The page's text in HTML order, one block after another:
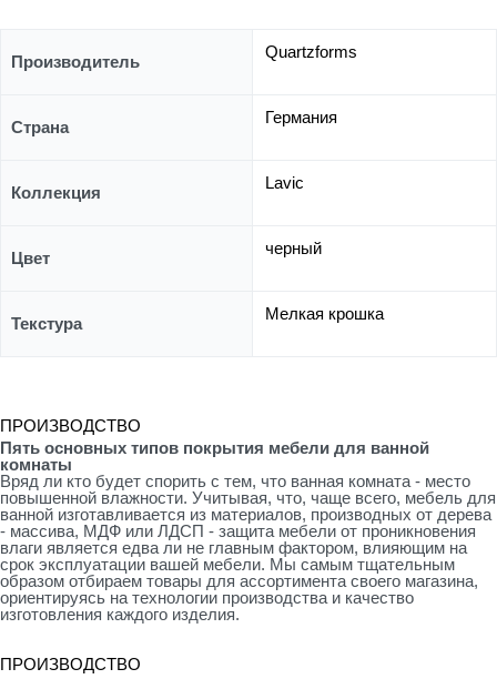
Производитель
Quartzforms
Страна
Германия
Коллекция
Lavic
Цвет
черный
Текстура
Мелкая крошка
ПРОИЗВОДСТВО
Пять основных типов покрытия мебели для ванной
комнаты
Вряд ли кто будет спорить с тем, что ванная комната - место
повышенной влажности. Учитывая, что, чаще всего, мебель для
ванной изготавливается из материалов, производных от дерева
- массива, МДФ или ЛДСП - защита мебели от проникновения
влаги является едва ли не главным фактором, влияющим на
срок эксплуатации вашей мебели. Мы самым тщательным
образом отбираем товары для ассортимента своего магазина,
ориентируясь на технологии производства и качество
изготовления каждого изделия.
ПРОИЗВОДСТВО